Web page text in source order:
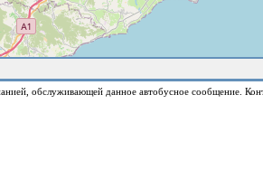
обслуживающей данное автобусное сообщение.